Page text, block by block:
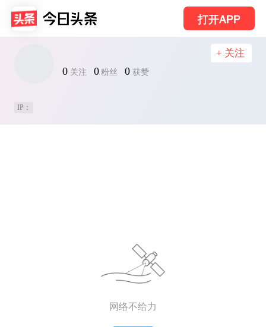
打开APP
0 关注 0 粉丝 0 获赞
+ 关注
IP：
网络不给力